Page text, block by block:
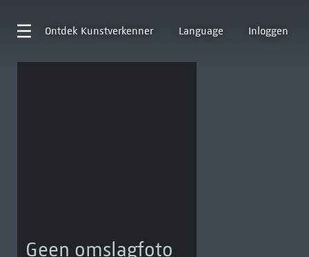
Ontdek Kunstverkenner Language Inloggen
Geen omslagfoto